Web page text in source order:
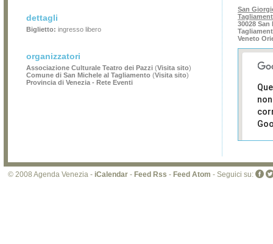
dettagli
Biglietto: ingresso libero
organizzatori
Associazione Culturale Teatro dei Pazzi (Visita sito)
Comune di San Michele al Tagliamento (Visita sito)
Provincia di Venezia - Rete Eventi
San
30028 San
Veneto
di
sito
© 2008 Agenda Venezia - iCalendar - Feed Rss - Feed Atom - Seguici su: